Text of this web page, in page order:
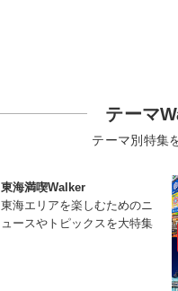
テーマ
テーマ別特集
東海満喫Walker
東海エリアを楽しむためのニ
ュースやトピックスを大特集